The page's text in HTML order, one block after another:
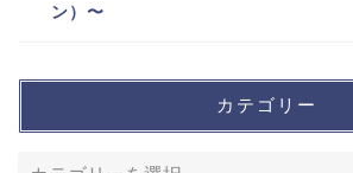
ン）〜
カテゴリー